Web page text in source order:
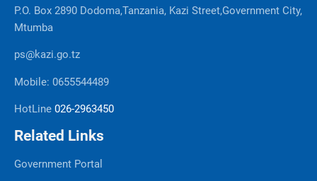
P.O. Box 2890 Dodoma,Tanzania, Kazi Street,Government City,
Mtumba
ps@kazi.go.tz
Mobile: 0655544489
HotLine 026-2963450
Related Links
Government Portal